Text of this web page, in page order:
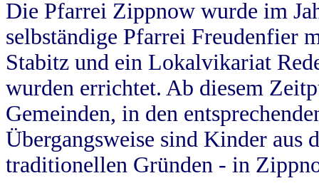
Die Pfarrei Zippnow wurde im
selbständige Pfarrei Freudenfier
Stabitz und ein Lokalvikariat
wurden errichtet. Ab diesem
Gemeinden, in den
Übergangsweise sind Kinder aus
traditionellen Gründen - in